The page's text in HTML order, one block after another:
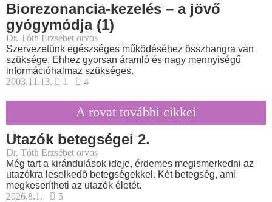
Biorezonancia-kezelés – a jövő
gyógymódja (1)
Dr. Tóth Erzsébet orvos
Szervezetünk egészséges működéséhez összhangra van
szüksége. Ehhez gyorsan áramló és nagy mennyiségű
információhalmaz szükséges.
2003.11.13.
1 4
A rovat további cikkei
Utazók betegségei 2.
Dr. Tóth Erzsébet orvos
Még tart a kirándulások ideje, érdemes megismerkedni az
utazókra leselkedő betegségekkel. Két betegség, ami
megkeserítheti az utazók életét.
2026.8.1.
5